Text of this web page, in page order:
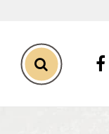
Toggle Search